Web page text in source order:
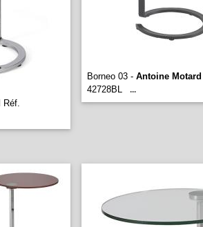
Réf.
Borneo 03 - Antoine Motard
42728BL
...